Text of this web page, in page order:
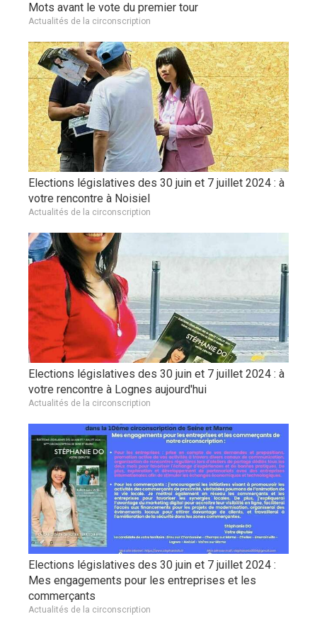
Mots avant le vote du premier tour
Actualités de la circonscription
Elections législatives des 30 juin et 7 juillet 2024 : à
votre rencontre à Noisiel
Actualités de la circonscription
Elections législatives des 30 juin et 7 juillet 2024 : à
votre rencontre à Lognes aujourd'hui
Actualités de la circonscription
Elections législatives des 30 juin et 7 juillet 2024 :
Mes engagements pour les entreprises et les
commerçants
Actualités de la circonscription